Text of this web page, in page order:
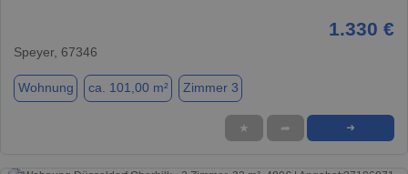
1.330 €
Speyer, 67346
Wohnung ca. 101,00 m² Zimmer 3
★ ➦ ➜